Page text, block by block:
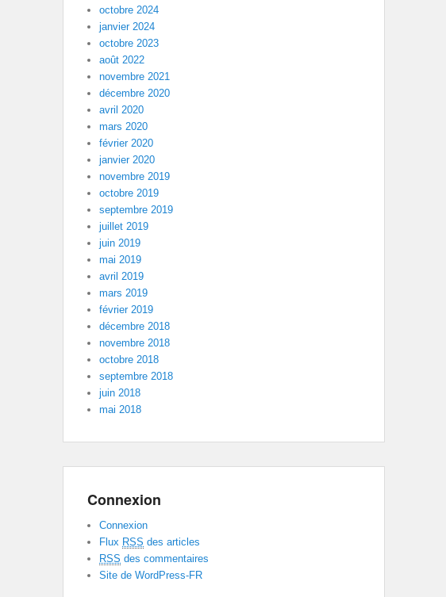
octobre 2024
janvier 2024
octobre 2023
août 2022
novembre 2021
décembre 2020
avril 2020
mars 2020
février 2020
janvier 2020
novembre 2019
octobre 2019
septembre 2019
juillet 2019
juin 2019
mai 2019
avril 2019
mars 2019
février 2019
décembre 2018
novembre 2018
octobre 2018
septembre 2018
juin 2018
mai 2018
Connexion
Connexion
Flux RSS des articles
RSS des commentaires
Site de WordPress-FR